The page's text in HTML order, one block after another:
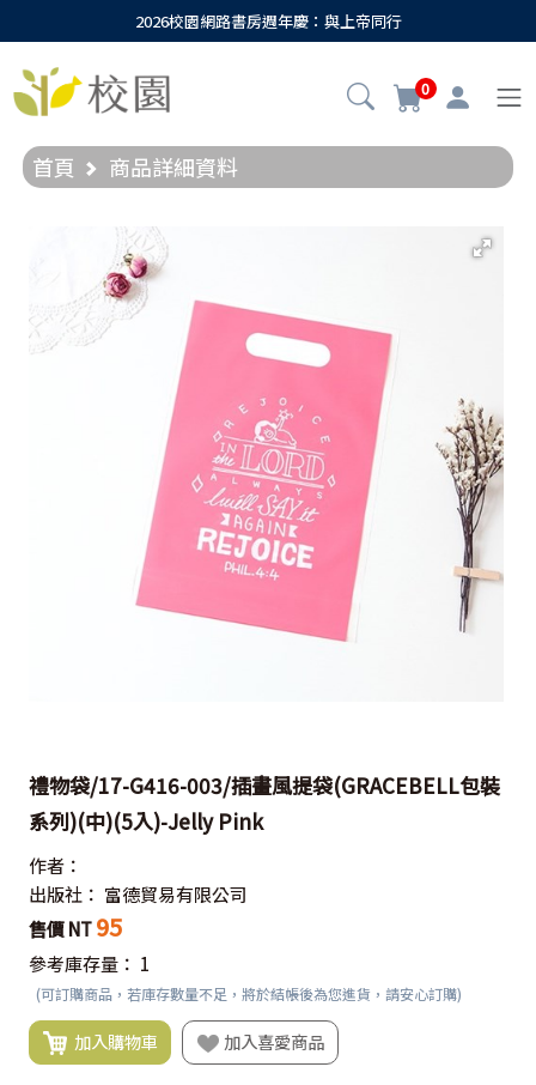
2026校園網路書房週年慶：與上帝同行
0
首頁 商品詳細資料
禮物袋/17-G416-003/插畫風提袋(GRACEBELL包裝
系列)(中)(5入)-Jelly Pink
作者：
出版社： 富德貿易有限公司
售價 NT 95
參考庫存量： 1
(可訂購商品，若庫存數量不足，將於結帳後為您進貨，請安心訂購)
加入購物車 加入喜愛商品